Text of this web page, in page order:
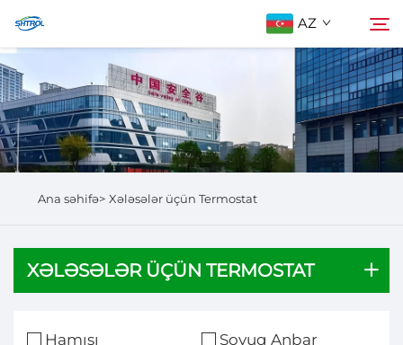
AZ
Biz Haqqımızda
Məhsullar
Axtarış
Ana səhifə> Xələsələr üçün Termostat
XƏLƏSƏLƏR ÜÇÜN TERMOSTAT
Hamısı
Soyuq Anbar